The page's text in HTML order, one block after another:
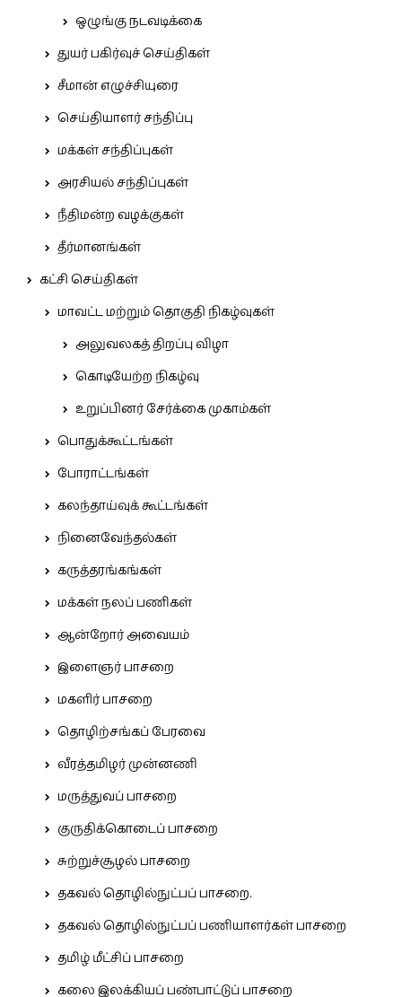
ஒழுங்கு நடவடிக்கை
துயர் பகிர்வுச் செய்திகள்
சீமான் எழுச்சியுரை
செய்தியாளர் சந்திப்பு
மக்கள் சந்திப்புகள்
அரசியல் சந்திப்புகள்
நீதிமன்ற வழக்குகள்
தீர்மானங்கள்
கட்சி செய்திகள்
மாவட்ட மற்றும் தொகுதி நிகழ்வுகள்
அலுவலகத் திறப்பு விழா
கொடியேற்ற நிகழ்வு
உறுப்பினர் சேர்க்கை முகாம்கள்
பொதுக்கூட்டங்கள்
போராட்டங்கள்
கலந்தாய்வுக் கூட்டங்கள்
நினைவேந்தல்கள்
கருத்தரங்கங்கள்
மக்கள் நலப் பணிகள்
ஆன்றோர் அவையம்
இளைஞர் பாசறை
மகளிர் பாசறை
தொழிற்சங்கப் பேரவை
வீரத்தமிழர் முன்னணி
மருத்துவப் பாசறை
குருதிக்கொடைப் பாசறை
சுற்றுச்சூழல் பாசறை
தகவல் தொழில்நுட்பப் பாசறை.
தகவல் தொழில்நுட்பப் பணியாளர்கள் பாசறை
தமிழ் மீட்சிப் பாசறை
கலை இலக்கியப் பண்பாட்டுப் பாசறை